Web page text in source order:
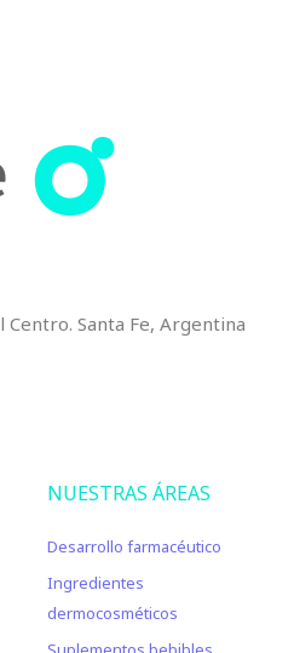
Santa Fe, Argentina
NUESTRAS ÁREAS
Desarrollo farmacéutico
Ingredientes
dermocosméticos